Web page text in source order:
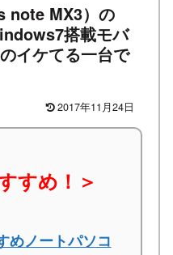
note MX3）の
搭載モバ
イケてる一台で
2017年11月24日
すめ！＞
めノートパソコ